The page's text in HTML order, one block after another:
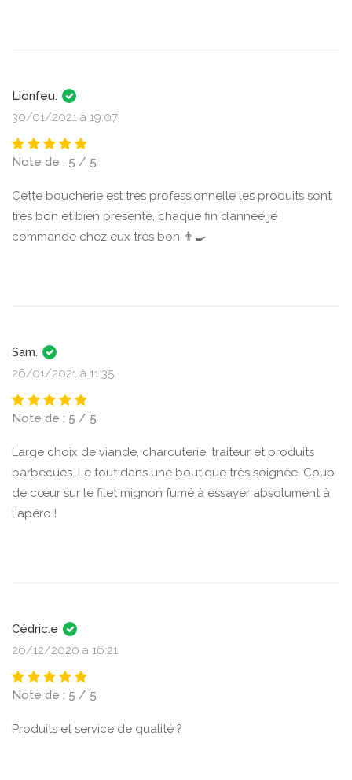
Lionfeu.
30/01/2021 à 19:07
Note de : 5 / 5
Cette boucherie est très professionnelle les produits sont
très bon et bien présenté, chaque fin d’année je
commande chez eux très bon 👨‍🍳
Sam.
26/01/2021 à 11:35
Note de : 5 / 5
Large choix de viande, charcuterie, traiteur et produits
barbecues. Le tout dans une boutique très soignée. Coup
de cœur sur le filet mignon fumé à essayer absolument à
l'apéro !
Cédric.e
26/12/2020 à 16:21
Note de : 5 / 5
Produits et service de qualité ?